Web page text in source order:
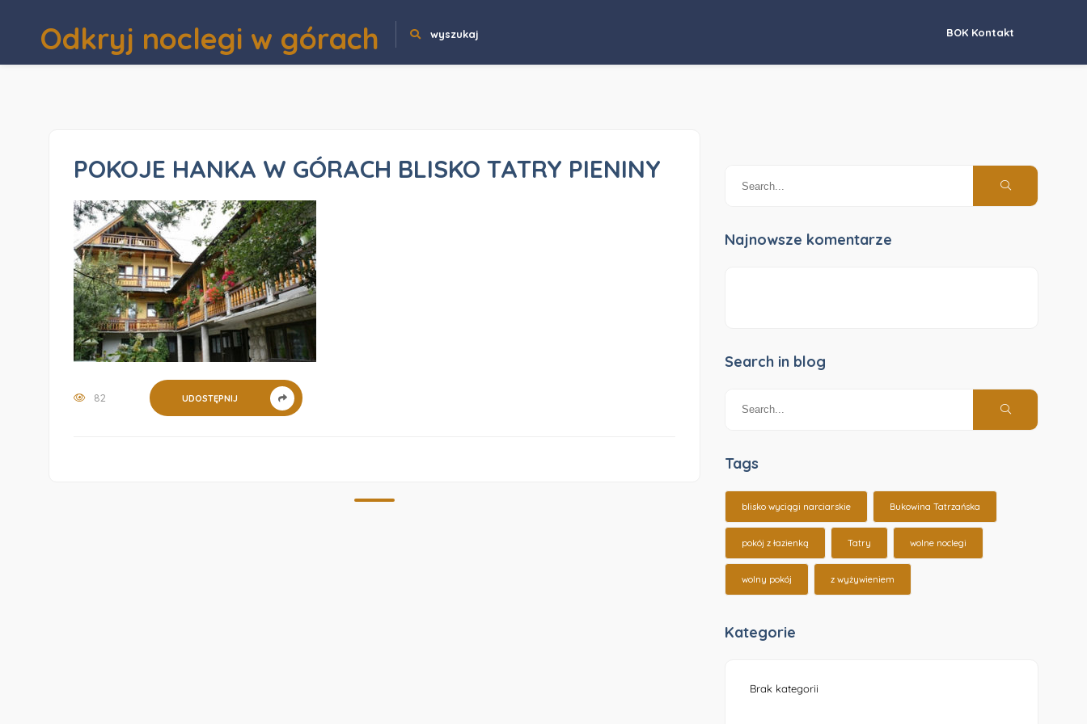
Odkryj noclegi w górach wyszukaj BOK Kontakt
POKOJE HANKA W GÓRACH BLISKO TATRY PIENINY
82 UDOSTĘPNIJ
Najnowsze komentarze
Search in blog
Tags
blisko wyciągi narciarskie Bukowina Tatrzańska
pokój z łazienką Tatry wolne noclegi
wolny pokój z wyżywieniem
Kategorie
Brak kategorii